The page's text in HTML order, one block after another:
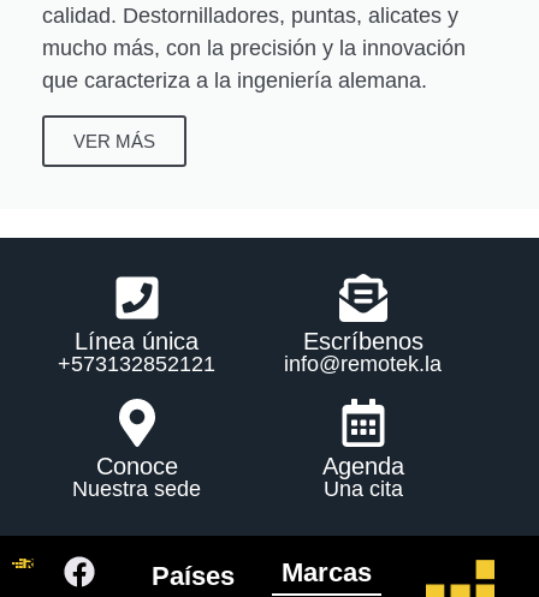
calidad. Destornilladores, puntas, alicates y
mucho más, con la precisión y la innovación
que caracteriza a la ingeniería alemana.
VER MÁS
Línea única
+573132852121
Escríbenos
info@remotek.la
Conoce
Nuestra sede
Agenda
Una cita
Países Marcas